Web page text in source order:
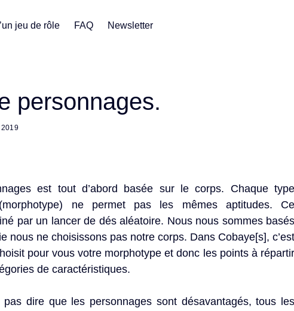
jeu de rôle FAQ
Newsletter
personnages.
est tout d’abord basée sur le corps. Chaque type
(morphotype) ne permet pas les mêmes aptitudes. Ce
par un lancer de dés aléatoire. Nous nous sommes basés
nous ne choisissons pas notre corps. Dans Cobaye[s], c’est
pour vous votre morphotype et donc les points à répartir
de caractéristiques.
dire que les personnages sont désavantagés, tous les